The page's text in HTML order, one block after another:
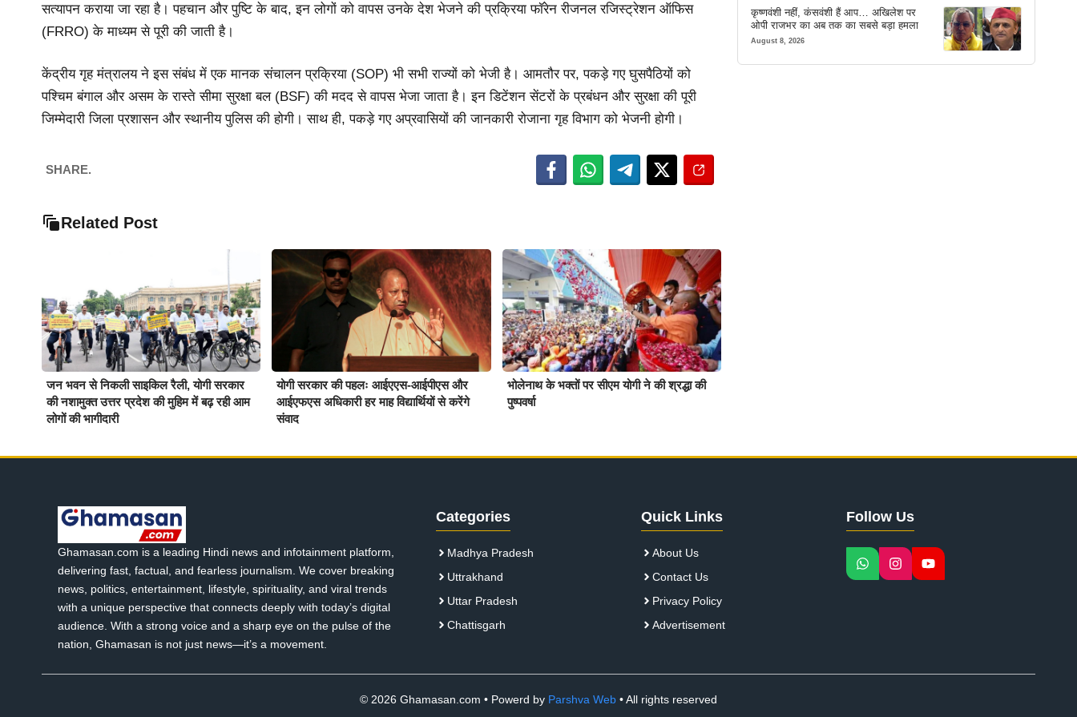
सत्यापन कराया जा रहा है। पहचान और पुष्टि के बाद, इन लोगों को वापस उनके देश भेजने की प्रक्रिया फॉरेन रीजनल रजिस्ट्रेशन ऑफिस
(FRRO) के माध्यम से पूरी की जाती है।
केंद्रीय गृह मंत्रालय ने इस संबंध में एक मानक संचालन प्रक्रिया (SOP) भी सभी राज्यों को भेजी है। आमतौर पर, पकड़े गए घुसपैठियों को
पश्चिम बंगाल और असम के रास्ते सीमा सुरक्षा बल (BSF) की मदद से वापस भेजा जाता है। इन डिटेंशन सेंटरों के प्रबंधन और सुरक्षा की पूरी
जिम्मेदारी जिला प्रशासन और स्थानीय पुलिस की होगी। साथ ही, पकड़े गए अप्रवासियों की जानकारी रोजाना गृह विभाग को भेजनी होगी।
SHARE.
Related Post
जन भवन से निकली साइकिल रैली, योगी सरकार
की नशामुक्त उत्तर प्रदेश की मुहिम में बढ़ रही आम
लोगों की भागीदारी
योगी सरकार की पहलः आईएएस-आईपीएस और
आईएफएस अधिकारी हर माह विद्यार्थियों से करेंगे
संवाद
भोलेनाथ के भक्तों पर सीएम योगी ने की श्रद्धा की
पुष्पवर्षा
कृष्णवंशी नहीं, कंसवंशी हैं आप… अखिलेश पर
ओपी राजभर का अब तक का सबसे बड़ा हमला
August 8, 2026
Ghamasan.com is a leading Hindi news and infotainment platform,
delivering fast, factual, and fearless journalism. We cover breaking
news, politics, entertainment, lifestyle, spirituality, and viral trends
with a unique perspective that connects deeply with today’s digital
audience. With a strong voice and a sharp eye on the pulse of the
nation, Ghamasan is not just news—it’s a movement.
Categories
Madhya Pradesh
Uttrakhand
Uttar Pradesh
Chattisgarh
Quick Links
About Us
Contact Us
Privacy Policy
Advertisement
Follow Us
© 2026 Ghamasan.com • Powerd by Parshva Web • All rights reserved